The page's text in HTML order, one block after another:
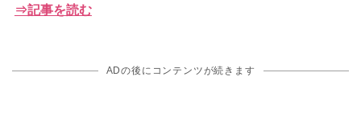
⇒記事を読む
ADの後にコンテンツが続きます